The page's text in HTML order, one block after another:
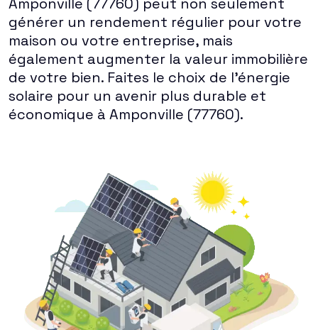
générer un rendement régulier pour votre
maison ou votre entreprise, mais
également augmenter la valeur immobilière
de votre bien. Faites le choix de l'énergie
solaire pour un avenir plus durable et
économique à Amponville (77760).